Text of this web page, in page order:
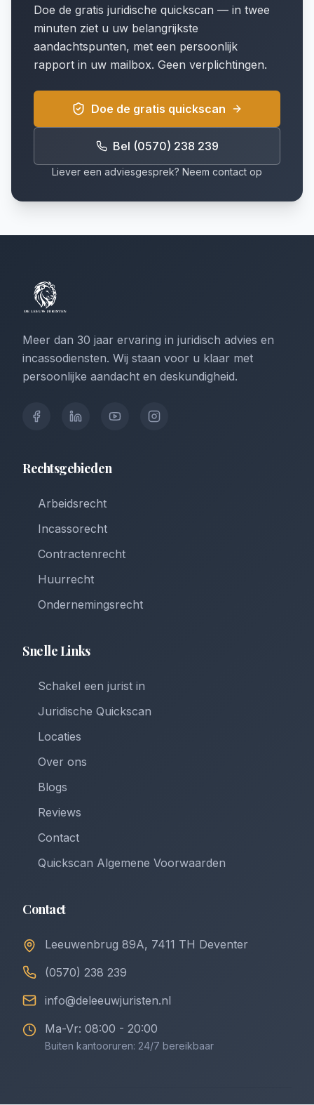
Doe de gratis juridische quickscan — in twee
minuten ziet u uw belangrijkste
aandachtspunten, met een persoonlijk
rapport in uw mailbox. Geen verplichtingen.
Doe de gratis quickscan
Bel (0570) 238 239
Liever een adviesgesprek? Neem contact op
Meer dan 30 jaar ervaring in juridisch advies en
incassodiensten. Wij staan voor u klaar met
persoonlijke aandacht en deskundigheid.
Rechtsgebieden
Arbeidsrecht
Incassorecht
Contractenrecht
Huurrecht
Ondernemingsrecht
Snelle Links
Schakel een jurist in
Juridische Quickscan
Locaties
Over ons
Blogs
Reviews
Contact
Quickscan Algemene Voorwaarden
Contact
Leeuwenbrug 89A, 7411 TH Deventer
(0570) 238 239
info@deleeuwjuristen.nl
Ma-Vr: 08:00 - 20:00
Buiten kantooruren: 24/7 bereikbaar